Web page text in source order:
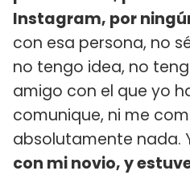
Instagram, por
con esa persona, no
no tengo idea, no
amigo con el que yo
comunique, ni me
absolutamente nada.
con mi novio, y